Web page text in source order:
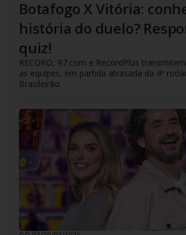
Botafogo X Vitória:
história do duelo?
quiz!
RECORD, R7.com e RecordPlus
as equipes, em partida atrasada da 4ª
Brasileirão